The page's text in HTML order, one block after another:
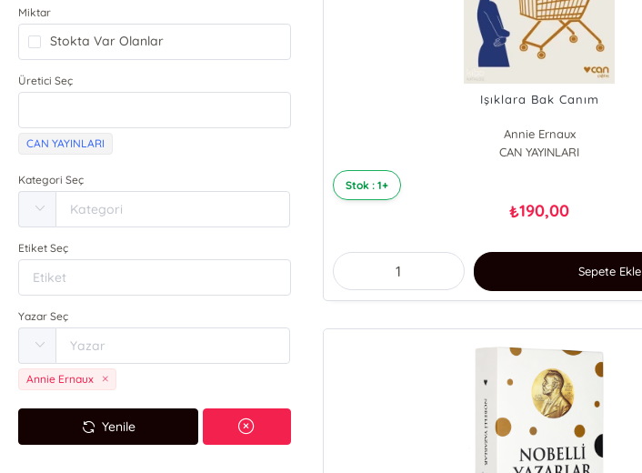
Miktar
Stokta Var Olanlar
Üretici Seç
CAN YAYINLARI
Kategori Seç
Etiket Seç
Yazar Seç
Annie Ernaux
Yenile
Işıklara Bak Canım
Annie Ernaux
CAN YAYINLARI
Stok : 1+
₺190,00
Sepete Ekle